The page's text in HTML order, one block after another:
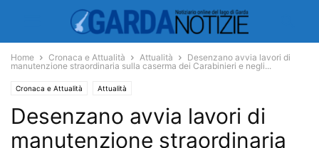
Home Cronaca e Attualità Attualità
Desenzano avvia lavori di
manutenzione straordinaria sulla caserma dei Carabinieri e negli...
Cronaca e Attualità Attualità
Desenzano avvia lavori di
manutenzione straordinaria